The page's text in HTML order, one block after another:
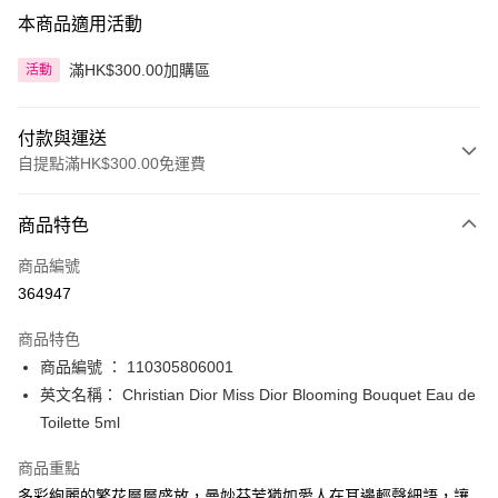
本商品適用活動
活動 滿HK$300.00加購區
付款與運送
自提點滿HK$300.00免運費
信用卡
Apple Pay
PayMe
WeChat Pay
商品特色
商品編號
364947
商品特色
商品編號 ： 110305806001
英文名稱： Christian Dior Miss Dior Blooming Bouquet Eau de
Toilette 5ml
商品重點